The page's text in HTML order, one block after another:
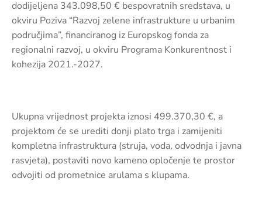
dodijeljena 343.098,50 € bespovratnih sredstava, u
okviru Poziva “Razvoj zelene infrastrukture u urbanim
područjima”, financiranog iz Europskog fonda za
regionalni razvoj, u okviru Programa Konkurentnost i
kohezija 2021.-2027.
Ukupna vrijednost projekta iznosi 499.370,30 €, a
projektom će se urediti donji plato trga i zamijeniti
kompletna infrastruktura (struja, voda, odvodnja i javna
rasvjeta), postaviti novo kameno opločenje te prostor
odvojiti od prometnice arulama s klupama.